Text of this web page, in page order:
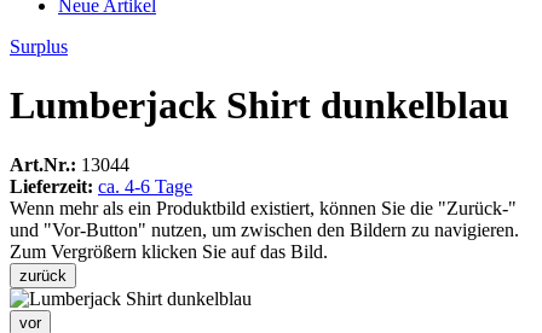
Neue Artikel
Surplus
Lumberjack Shirt dunkelblau
Art.Nr.: 13044
Lieferzeit: ca. 4-6 Tage
Wenn mehr als ein Produktbild existiert, können Sie die "Zurück-"
und "Vor-Button" nutzen, um zwischen den Bildern zu navigieren.
Zum Vergrößern klicken Sie auf das Bild.
zurück
vor